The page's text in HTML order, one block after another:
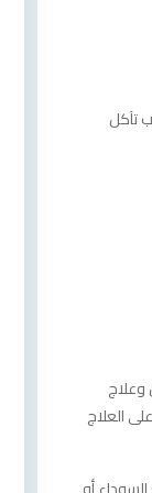
تآكل
وعلاج
العلاج